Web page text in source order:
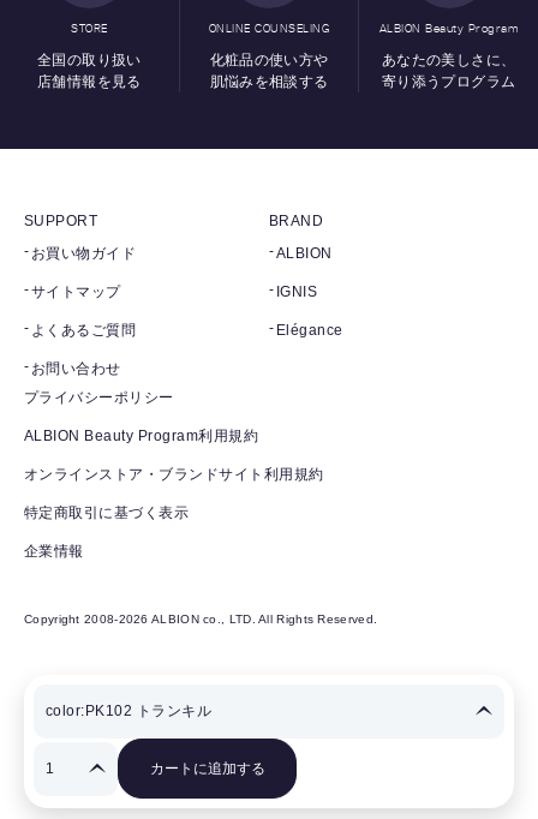
カートに追加する
STORE
全国の取り扱い
店舗情報を見る
ONLINE COUNSELING
化粧品の使い方や
肌悩みを相談する
ALBION Beauty Program
あなたの美しさに、
寄り添うプログラム
SUPPORT
お買い物ガイド
サイトマップ
よくあるご質問
お問い合わせ
BRAND
ALBION
IGNIS
Elégance
プライバシーポリシー
ALBION Beauty Program利用規約
オンラインストア・ブランドサイト利用規約
特定商取引に基づく表示
企業情報
Copyright 2008-2026 ALBION co., LTD. All Rights Reserved.